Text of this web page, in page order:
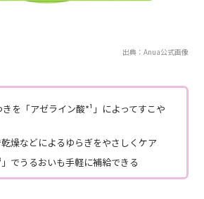
出典：Anua公式画像
を「アゼライン酸*¹」によってすこや
乾燥などによるゆらぎをやさしくケア
」でうるおいも手軽に補給できる